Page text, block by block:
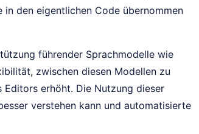
den eigentlichen Code übernommen
führender Sprachmodelle wie
zwischen diesen Modellen zu
erhöht. Die Nutzung dieser
verstehen kann und automatisierte